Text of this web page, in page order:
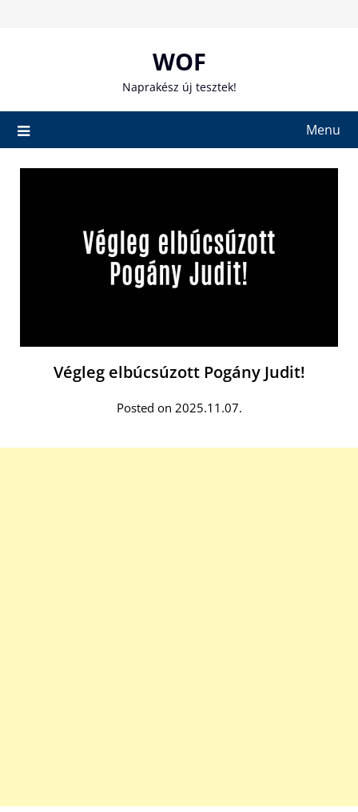
WOF
Naprakész új tesztek!
Menu
Végleg elbúcsúzott Pogány Judit!
Posted on 2025.11.07.